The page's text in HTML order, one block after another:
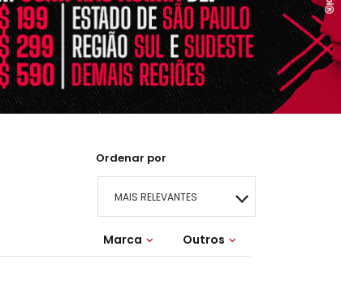
Ordenar por
MAIS RELEVANTES
MAIS VENDIDOS
Marca Outros